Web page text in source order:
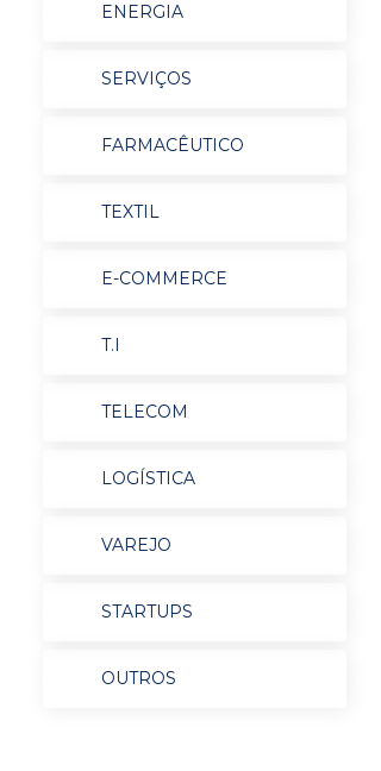
ENERGIA
SERVIÇOS
FARMACÊUTICO
TEXTIL
E-COMMERCE
T.I
TELECOM
LOGÍSTICA
VAREJO
STARTUPS
OUTROS